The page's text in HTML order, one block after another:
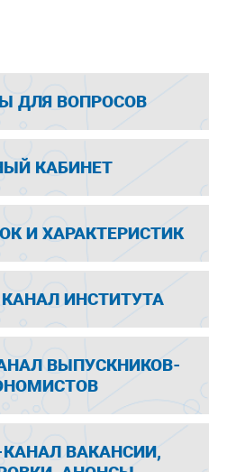
ДЛЯ ВОПРОСОВ
КАБИНЕТ
И ХАРАКТЕРИСТИК
ИНСТИТУТА
ВЫПУСКНИКОВ-
ВАКАНСИИ,